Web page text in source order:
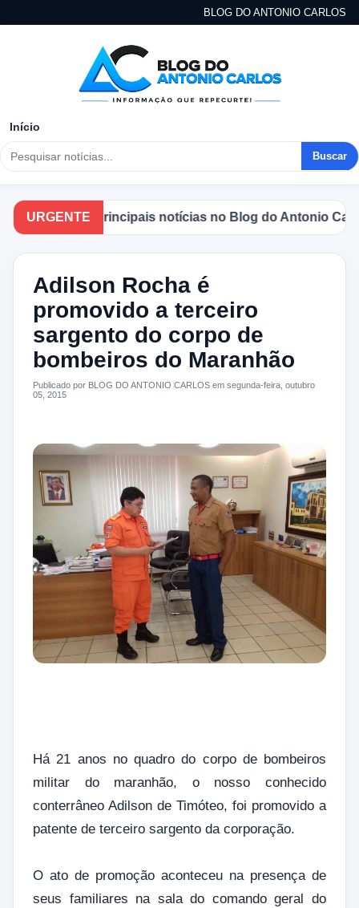
BLOG DO ANTONIO CARLOS
Início
Buscar
URGENTEas principais notícias no Blog do Antonio Carlos.
Adilson Rocha é
promovido a terceiro
sargento do corpo de
bombeiros do Maranhão
Publicado por BLOG DO ANTONIO CARLOS em segunda-feira, outubro
05, 2015
Há 21 anos no quadro do corpo de bombeiros
militar do maranhão, o nosso conhecido
conterrâneo Adilson de Timóteo, foi promovido a
patente de terceiro sargento da corporação.
O ato de promoção aconteceu na presença de
seus familiares na sala do comando geral do